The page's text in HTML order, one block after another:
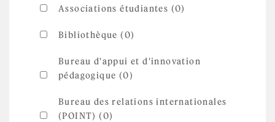
Associations étudiantes (0)
Bibliothèque (0)
Bureau d'appui et d'innovation
pédagogique (0)
Bureau des relations internationales
(POINT) (0)